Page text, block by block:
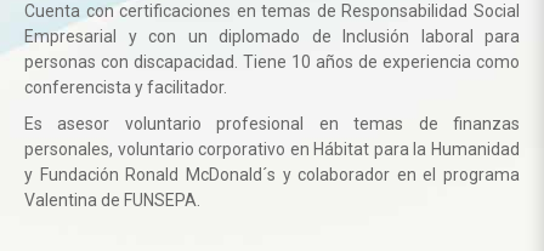
Cuenta con certificaciones en temas de Responsabilidad Social
Empresarial y con un diplomado de Inclusión laboral para
personas con discapacidad. Tiene 10 años de experiencia como
conferencista y facilitador.
Es asesor voluntario profesional en temas de finanzas
personales, voluntario corporativo en Hábitat para la Humanidad
y Fundación Ronald McDonald´s y colaborador en el programa
Valentina de FUNSEPA.